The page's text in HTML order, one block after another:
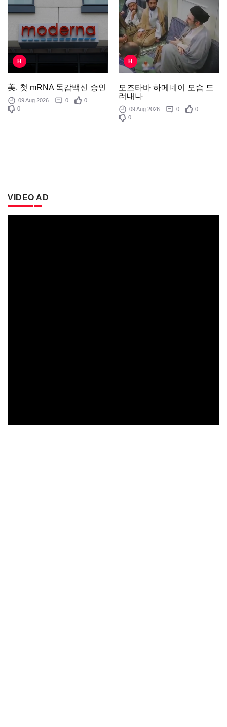
H
美, 첫 mRNA 독감백신 승인
09 Aug 2026 0
0
0
H
모즈타바 하메네이 모습 드
러내나
09 Aug 2026 0
0
0
VIDEO AD